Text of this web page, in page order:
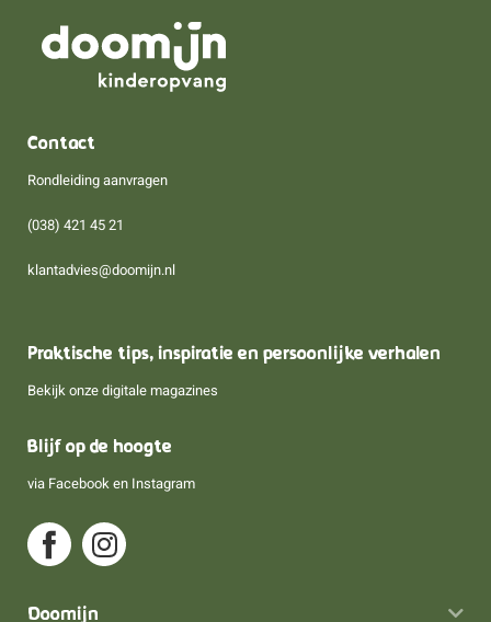
Doomijn
Contact
Rondleiding aanvragen
(038) 421 45 21
klantadvies@doomijn.nl
Praktische tips, inspiratie en persoonlijke verhalen
Bekijk onze digitale magazines
Blijf op de hoogte
via Facebook en Instagram